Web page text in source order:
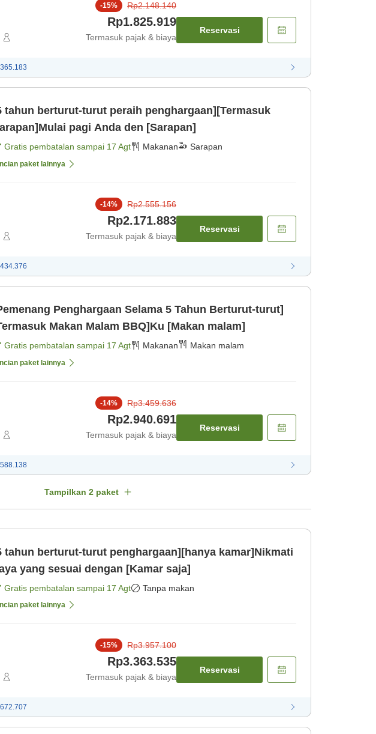
-15% Rp2.148.140
Rp1.825.919
Termasuk pajak & biaya
Reservasi
tahun berturut-turut peraih penghargaan][Termasuk
pagi Anda den [Sarapan]
Gratis pembatalan sampai 17 Agt Makanan Sarapan
paket lainnya
-14% Rp2.555.156
Rp2.171.883
Termasuk pajak & biaya
Reservasi
Penghargaan Selama 5 Tahun Berturut-turut]
Makan Malam BBQ]Ku [Makan malam]
Gratis pembatalan sampai 17 Agt Makanan Makan malam
paket lainnya
-14% Rp3.459.636
Rp2.940.691
Termasuk pajak & biaya
Reservasi
Tampilkan 2 paket
tahun berturut-turut penghargaan][hanya kamar]Nikmati
yang sesuai dengan [Kamar saja]
Gratis pembatalan sampai 17 Agt Tanpa makan
paket lainnya
-15% Rp3.957.100
Rp3.363.535
Termasuk pajak & biaya
Reservasi